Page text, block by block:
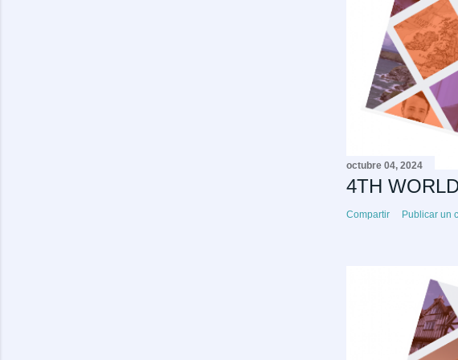
octubre 04, 2024
4TH
Compartir Publicar un